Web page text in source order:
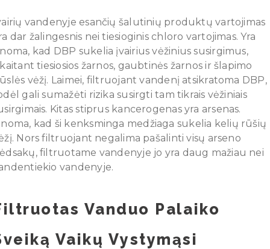
vandenyje esančių šalutinių produktų vartojimas
dar žalingesnis nei tiesioginis chloro vartojimas. Yra
kad DBP sukelia įvairius vėžinius susirgimus,
tiesiosios žarnos, gaubtinės žarnos ir šlapimo
vėžį. Laimei, filtruojant vandenį atsikratoma DBP,
gali sumažėti rizika susirgti tam tikrais vėžiniais
Kitas stiprus kancerogenas yra arsenas.
kad ši kenksminga medžiaga sukelia kelių rūšių
Nors filtruojant negalima pašalinti visų arseno
filtruotame vandenyje jo yra daug mažiau nei
vandenyje.
Vanduo Palaiko
Vaikų Vystymąsi